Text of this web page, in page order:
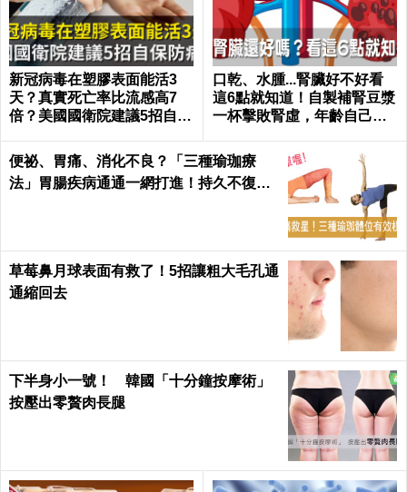
新冠病毒在塑膠表面能活3
天？真實死亡率比流感高7
倍？美國國衛院建議5招自保
口乾、水腫...腎臟好不好看
這6點就知道！自製補腎豆漿
一杯擊敗腎虛，年齡自己決
便祕、胃痛、消化不良？「三種瑜珈療
法」胃腸疾病通通一網打進！持久不復
草莓鼻月球表面有救了！5招讓粗大毛孔通
通縮回去
下半身小一號！ 韓國「十分鐘按摩術」
按壓出零贅肉長腿